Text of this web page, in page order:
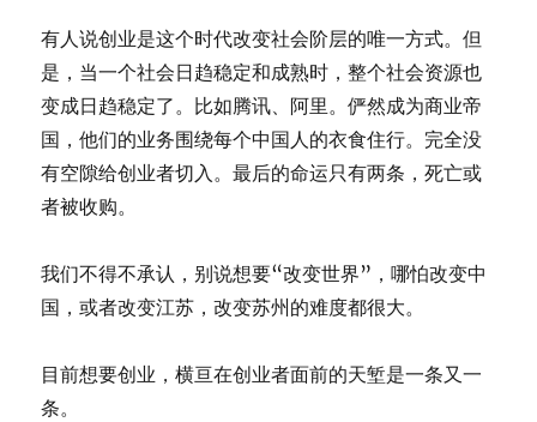
有人说创业是这个时代改变社会阶层的唯一方式。但
是，当一个社会日趋稳定和成熟时，整个社会资源也
变成日趋稳定了。比如腾讯、阿里。俨然成为商业帝
国，他们的业务围绕每个中国人的衣食住行。完全没
有空隙给创业者切入。最后的命运只有两条，死亡或
者被收购。
我们不得不承认，别说想要“改变世界”，哪怕改变中
国，或者改变江苏，改变苏州的难度都很大。
目前想要创业，横亘在创业者面前的天堑是一条又一
条。